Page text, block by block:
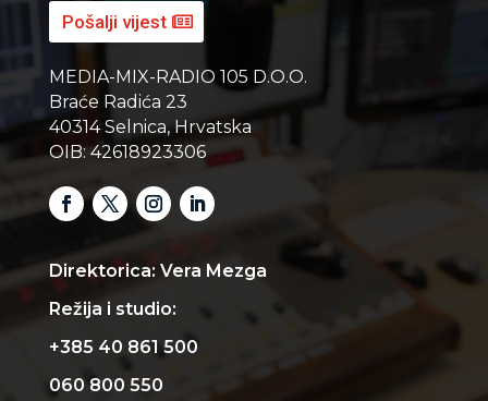
Pošalji vijest
MEDIA-MIX-RADIO 105 D.O.O.
Braće Radića 23
40314 Selnica, Hrvatska
OIB: 42618923306
Direktorica: Vera Mezga
Režija i studio:
+385 40 861 500
060 800 550